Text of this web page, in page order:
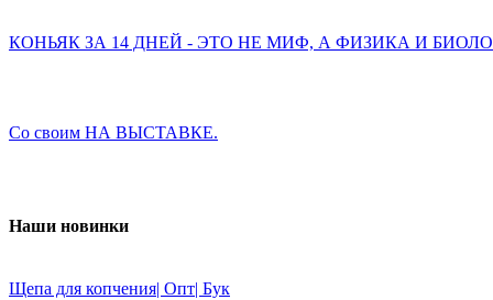
КОНЬЯК ЗА 14 ДНЕЙ - ЭТО НЕ МИФ, А ФИЗИКА И
Со своим НА ВЫСТАВКЕ.
Наши новинки
Щепа для копчения| Опт| Бук